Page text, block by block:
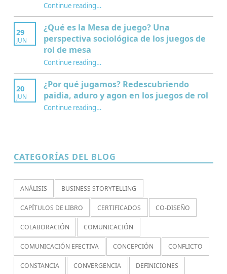
Continue reading“Interculturalidad, educación y juegos de rol: nuevo capítulo sobre el Mentor del Juego”
…
29
JUN
¿Qué es la Mesa de juego? Una
perspectiva sociológica de los juegos de
rol de mesa
Continue reading“¿Qué es la Mesa de juego? Una perspectiva sociológica de los juegos de rol de mesa”
…
20
JUN
¿Por qué jugamos? Redescubriendo
paidia, aduro y agon en los juegos de rol
Continue reading“¿Por qué jugamos? Redescubriendo paidia, aduro y agon en los juegos de rol”
…
CATEGORÍAS DEL BLOG
ANÁLISIS BUSINESS STORYTELLING
CAPÍTULOS DE LIBRO CERTIFICADOS CO-DISEÑO
COLABORACIÓN COMUNICACIÓN
COMUNICACIÓN EFECTIVA CONCEPCIÓN CONFLICTO
CONSTANCIA CONVERGENCIA DEFINICIONES